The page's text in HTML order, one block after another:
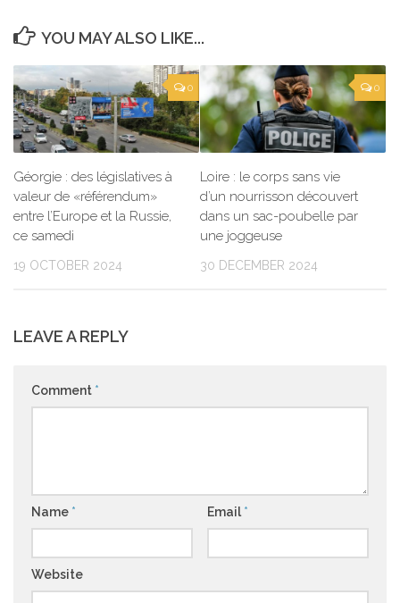
YOU MAY ALSO LIKE...
0
Géorgie : des législatives à
valeur de «référendum»
entre l’Europe et la Russie,
ce samedi
19 OCTOBER 2024
0
Loire : le corps sans vie
d’un nourrisson découvert
dans un sac-poubelle par
une joggeuse
30 DECEMBER 2024
LEAVE A REPLY
Comment *
Name * Email *
Website